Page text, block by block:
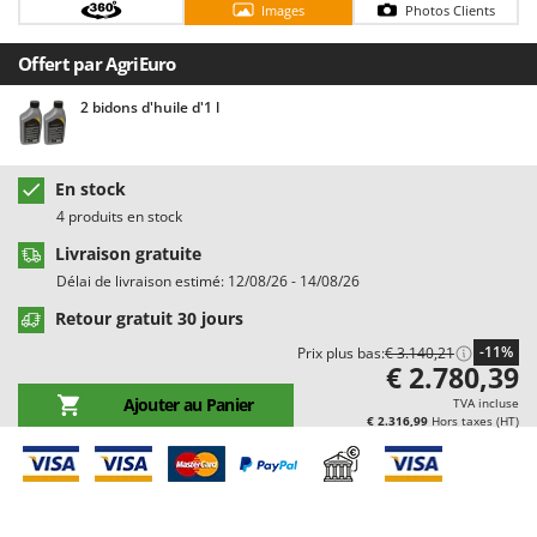
Chaudrons électriques pour polenta
Cisailles à gazon à batterie
Cisailles taille-haies manuelles
Climatiseurs
Compresseurs d'air électriques
Compresseurs pour la récolte des olives et la taille
Coupe-bordures - Trimmers
Coupe-branches
Débroussailleuses
Décompacteurs agricoles
Découpeurs plasma
Barbieri
Batavia
Benassi
Beper
Berkel
Bernardi
Besser Vacuum
Bestway
Bissell
Black & Decker
BlackStone
Blue Bird
Images Photos Clients
Offert par AgriEuro
2 bidons d'huile d'1 l
En stock
4 produits en stock
Livraison gratuite
Délai de livraison estimé: 12/08/26 - 14/08/26
Retour gratuit 30 jours
Prix plus bas:€ 3.140,21 -11%
Ajouter au Panier
€ 2.780,39
TVA incluse
€ 2.316,99 Hors taxes (HT)